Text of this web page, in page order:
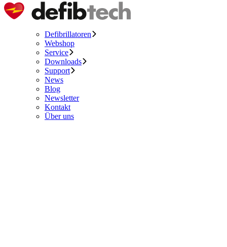
Defibrillatoren
Webshop
Service
Downloads
Support
News
Blog
Newsletter
Kontakt
Über uns